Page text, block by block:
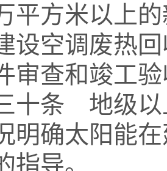
平方米以上
设空调废热
审查和竣工
条 地级以上
明确太阳能
指导。